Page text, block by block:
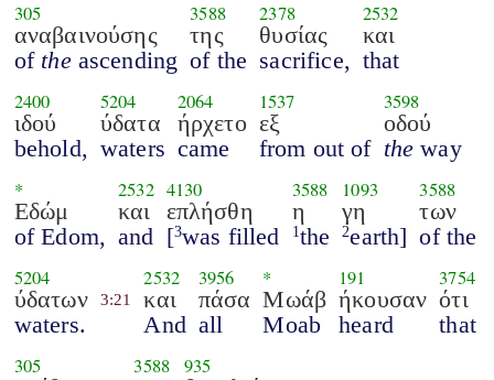
305
αναβαινούσης
of theascending
3588
της
of the
2378
θυσίας
sacrifice,
2532
και
that
2400
ιδού
behold,
5204
ύδατα
waters
2064
ήρχετο
came
1537
εξ
from out of
3598
οδού
the way
*
Εδώμ
of Edom,
2532
και
and
4130
επλήσθη
[3was filled
3588
η
1 the
1093
γη
2earth]
3588
των
of the
5204
ύδατων
waters.
3:21
2532
και
And
3956
πάσα
all
*
Μωάβ
Moab
191
ήκουσαν
heard
3754
ότι
that
305 3588 935